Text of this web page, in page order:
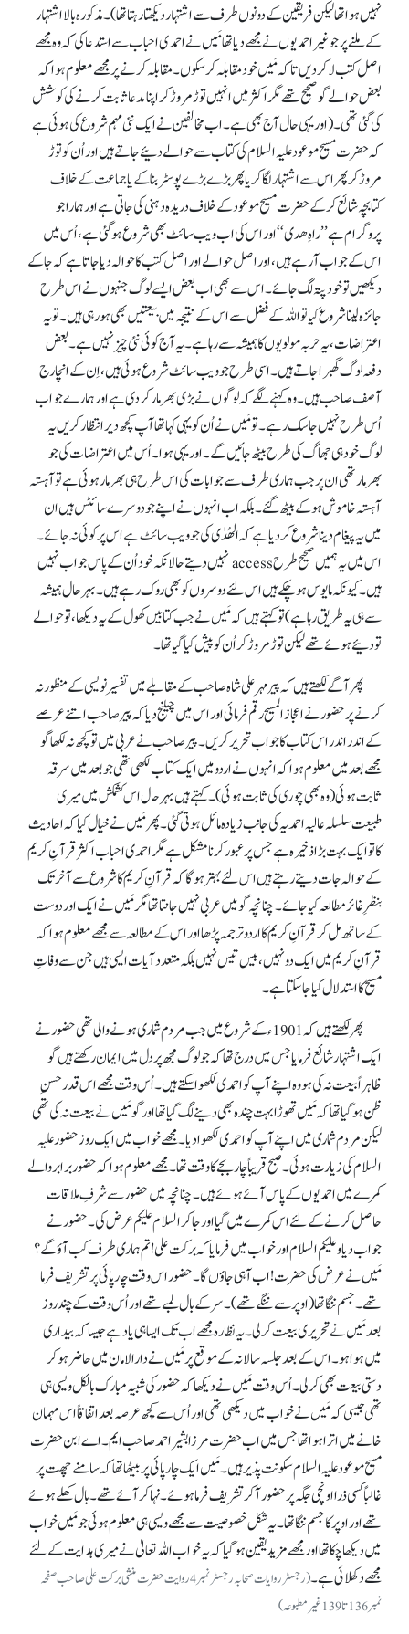
نہیں ہوا تھا لیکن فریقین کے دونوں طرف سے اشتہار دیکھتا رہتا تھا)۔ مذکورہ بالا اشتہار
کے ملنے پر جو غیر احمدیوں نے مجھے دیا تھا مَیں نے احمدی احباب سے استدعا کی کہ وہ مجھے
اصل کتب لا کر دیں تا کہ مَیں خود مقابلہ کر سکوں۔ مقابلہ کرنے پر مجھے معلوم ہوا کہ
بعض حوالے گو صحیح تھے مگر اکثر میں انہیں توڑ مروڑ کر اپنا مدعا ثابت کرنے کی کوشش
کی گئی تھی۔ (اور یہی حال آج بھی ہے۔ اب مخالفین نے ایک نئی مہم شروع کی ہوئی ہے
کہ حضرت مسیح موعود علیہ السلام کی کتاب سے حوالے دئیے جاتے ہیں اور اُن کو توڑ
مروڑ کر پھر اس سے اشتہار لگا کریا پھر بڑے بڑے پوسٹر بنا کے یا جماعت کے خلاف
کتابچہ شائع کر کے حضرت مسیح موعود کے خلاف دریدہ دہنی کی جاتی ہے اور ہمارا جو
پروگرام ہے’’راہِ ھدی‘‘ اور اس کی اب ویب سائٹ بھی شروع ہو گئی ہے، اُس میں
اس کے جواب آ رہے ہیں، اور اصل حوالے اور اصل کتب کا حوالہ دیا جاتا ہے کہ جا کے
دیکھیں تو خود پتہ لگ جائے۔ اس سے بھی اب بعض ایسے لوگ جنہوں نے اس طرح
جائزہ لینا شروع کیا تو اللہ کے فضل سے اس کے نتیجہ میں بیعتیں بھی ہو رہی ہیں۔ تو یہ
اعتراضات، یہ حربہ مولویوں کا ہمیشہ سے رہا ہے۔ یہ آج کوئی نئی چیز نہیں ہے۔ بعض
دفعہ لوگ گھبرا جاتے ہیں۔ اسی طرح جو ویب سائٹ شروع ہوئی ہیں، اِن کے انچارج
آصف صاحب ہیں۔ وہ کہنے لگے کہ لوگوں نے بڑی بھرمار کر دی ہے اور ہمارے جواب
اُس طرح نہیں جا سک رہے۔ تو مَیں نے اُن کو یہی کہا تھا آپ کچھ دیر انتظار کریں یہ
لوگ خود ہی جھاگ کی طرح بیٹھ جائیں گے۔ اور یہی ہوا۔ اُس میں اعتراضات کی جو
بھرمار تھی ان پرجب ہماری طرف سے جوابات کی اس طرح ہی بھر مار ہوئی ہے توآہستہ
آہستہ خاموش ہو کے بیٹھ گئے۔ بلکہ اب انہوں نے اپنے جودوسرے سائٹس ہیں ان
میں یہ پیغام دینا شروع کر دیا ہے کہ الھُدٰی کی جوویب سائٹ ہے اس پر کوئی نہ جائے۔
اس میں یہ ہمیں صحیح طرح access نہیں دیتے حالانکہ خود اُن کے پاس جواب نہیں
ہیں۔ کیونکہ مایوس ہو چکے ہیں اس لئے دوسروں کو بھی روک رہے ہیں۔ بہر حال ہمیشہ
سے ہی یہ طریق رہا ہے) تو کہتے ہیں کہ مَیں نے جب کتابیں کھول کے یہ دیکھا، تو حوالے
تو دئیے ہوئے تھے لیکن توڑ مروڑ کر اُن کو پیش کیا گیا تھا۔
پھر آگے لکھتے ہیں کہ پیر مہر علی شاہ صاحب کے مقابلے میں تفسیر نویسی کے منظور نہ
کرنے پر حضور نے اعجاز المسیح رقم فرمائی اور اس میں چیلنج دیا کہ پیر صاحب اتنے عرصے
کے اندر اندر اس کتاب کا جواب تحریر کریں۔ پیر صاحب نے عربی میں تو کچھ نہ لکھا گو
مجھے بعد میں معلوم ہوا کہ انہوں نے اردو میں ایک کتاب لکھی تھی جو بعد میں سرقہ
ثابت ہوئی (وہ بھی چوری کی ثابت ہوئی)۔ کہتے ہیں بہر حال اس کشمکش میں میری
طبیعت سلسلہ عالیہ احمدیہ کی جانب زیادہ مائل ہوتی گئی۔ پھر مَیں نے خیال کیا کہ احادیث
کا تو ایک بہت بڑا ذخیرہ ہے جس پر عبور کرنا مشکل ہے مگر احمدی احباب اکثر قرآنِ کریم
کے حوالہ جات دیتے رہتے ہیں اس لئے بہتر ہو گا کہ قرآنِ کریم کا شروع سے آخر تک
بنظرِ غائر مطالعہ کیا جائے۔ چنانچہ گو میں عربی نہیں جانتا تھا مگر مَیں نے ایک اور دوست
کے ساتھ مل کر قرآنِ کریم کا اردو ترجمہ پڑھا اور اس کے مطالعہ سے مجھے معلوم ہوا کہ
قرآنِ کریم میں ایک دو نہیں، بیس تیس نہیں بلکہ متعدد آیات ایسی ہیں جن سے وفاتِ
مسیح کا استدلال کیا جا سکتا ہے۔
پھر لکھتے ہیں کہ 1901ء کے شروع میں جب مردم شماری ہونے والی تھی حضور نے
ایک اشتہار شائع فرمایا جس میں درج تھا کہ جو لوگ مجھ پر دل میں ایمان رکھتے ہیں گو
ظاہراً بیعت نہ کی ہو وہ اپنے آپ کو احمدی لکھوا سکتے ہیں۔ اُس وقت مجھے اس قدر حسنِ
ظن ہو گیا تھا کہ مَیں تھوڑا بہت چندہ بھی دینے لگ گیا تھا اور گو مَیں نے بیعت نہ کی تھی
لیکن مردم شماری میں اپنے آپ کو احمدی لکھوا دیا۔ مجھے خواب میں ایک روز حضور علیہ
السلام کی زیارت ہوئی۔ صبح قریباًچار بجے کا وقت تھا۔ مجھے معلوم ہوا کہ حضور برابر والے
کمرے میں احمدیوں کے پاس آئے ہوئے ہیں۔ چنانچہ میں حضور سے شرفِ ملاقات
حاصل کرنے کے لئے اس کمرے میں گیا اور جا کر السلام علیکم عرض کی۔ حضور نے
جواب دیا وعلیکم السلام اور خواب میں فرمایا کہ برکت علی! تم ہماری طرف کب آؤ گے؟
مَیں نے عرض کی حضرت! اب آ ہی جاؤں گا۔ حضور اس وقت چارپائی پر تشریف فرما
تھے۔ جسم ننگا تھا (اوپر سے ننگے تھے)۔ سر کے بال لمبے تھے اور اُس وقت کے چند روز
بعد مَیں نے تحریری بیعت کر لی۔ یہ نظارہ مجھے اب تک ایسا ہی یاد ہے جیسا کہ بیداری
میں ہوا ہو۔ اس کے بعد جلسہ سالانہ کے موقع پر مَیں نے دارالامان میں حاضر ہو کر
دستی بیعت بھی کر لی۔ اُس وقت مَیں نے دیکھا کہ حضور کی شبیہ مبارک بالکل ویسی ہی
تھی جیسی کہ مَیں نے خواب میں دیکھی تھی اور اُس سے کچھ عرصہ بعد اتفاقاً اس مہمان
خانے میں اترا ہوا تھا جس میں اب حضرت مرزا بشیر احمد صاحب ایم۔ اے ابن حضرت
مسیح موعود علیہ السلام سکونت پذیر ہیں۔ مَیں ایک چارپائی پر بیٹھا تھا کہ سامنے چھت پر
غالباً کسی ذرا اونچی جگہ پر حضور آ کر تشریف فرما ہوئے۔ نہا کر آئے تھے۔ بال کھلے ہوئے
تھے اور اوپر کا جسم ننگا تھا۔ یہ شکل خصوصیت سے مجھے ویسی ہی معلوم ہوئی جو مَیں خواب
میں دیکھا چکا تھا اور مجھے مزید یقین ہو گیا کہ یہ خواب اللہ تعالیٰ نے میری ہدایت کے لئے
مجھے دکھلائی ہے۔
(رجسٹر روایات صحابہ رجسٹر نمبر 4روایت حضرت منشی برکت علی صاحب صفحہ
نمبر136تا139غیر مطبوعہ)